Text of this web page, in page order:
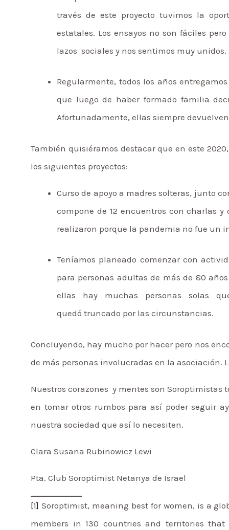
través de este proyecto tuvimos la
estatales. Los ensayos no son fáciles
lazos sociales y nos sentimos muy unidos.
Regularmente, todos los años
que luego de haber formado familia
Afortunadamente, ellas siempre
También quisiéramos destacar que en este
los siguientes proyectos:
Curso de apoyo a madres solteras, junto
compone de 12 encuentros con charlas
realizaron porque la pandemia no fue un
Teníamos planeado comenzar con
para personas adultas de más de 80
ellas hay muchas personas solas
quedó truncado por las circunstancias.
Concluyendo, hay mucho por hacer pero nos
de más personas involucradas en la
Nuestros corazones y mentes son
en tomar otros rumbos para así poder seguir
nuestra sociedad que así lo necesiten.
Clara Susana Rubinowicz Lewi
Pta. Club Soroptimist Netanya de Israel
[1] Soroptimist, meaning best for women, is a
members in 130 countries and territories